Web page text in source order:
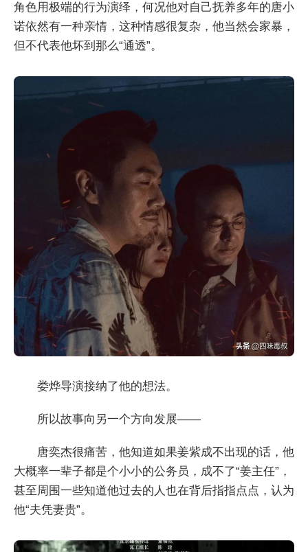
角色用极端的行为演绎，何况他对自己抚养多年的唐小
诺依然有一种亲情，这种情感很复杂，他当然会家暴，
但不代表他坏到那么“通透”。
娄烨导演接纳了他的想法。
所以故事向另一个方向发展——
唐奕杰很痛苦，他知道如果姜紫成不出现的话，他
大概率一辈子都是个小小的公务员，成不了“姜主任”，
甚至周围一些知道他过去的人也在背后指指点点，认为
他“夫凭妻贵”。